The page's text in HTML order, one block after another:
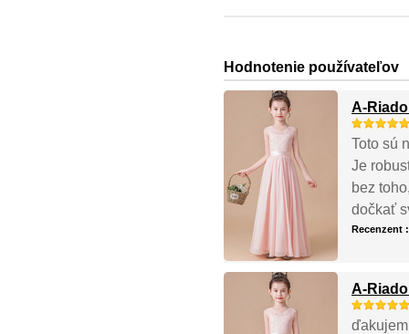
Hodnotenie používateľov
A-
Toto sú
Je
bez
dočkať
Recenzent
A-